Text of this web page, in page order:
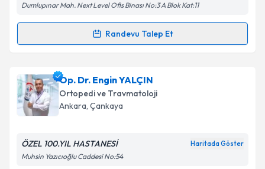
Kişisel verilerimin işlenmesine ilişkinAydınlatma
Metni'ni okudum ve kişisel verilerimin belirtilen
kapsamda işlenmesini kabul ediyorum.
Dumlupınar Mah. Next Level Ofis Binası No:3 A Blok Kat:11
Randevu Talep Et
Randevu Takvimi Talebi
Prof. Dr. Tarık Yazariçin randevu takvimi talebi
oluşturun. Size bu uzmandan randevu almanız için bir
takvim hazırlandığında e-posta ile bilgilendireceğiz.
Op. Dr. Engin YALÇIN
Ortopedi ve Travmatoloji
Ankara, Çankaya
ÖZEL 100.YIL HASTANESİ Haritada Göster
Muhsin Yazıcıoğlu Caddesi No:54